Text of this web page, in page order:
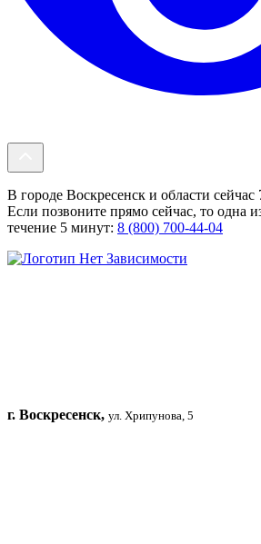
В городе Воскресенск и области
Если позвоните прямо сейчас, то одна
течение 5 минут: 8 (800) 700-44-04
г. Воскресенск, ул. Хрипунова, 5